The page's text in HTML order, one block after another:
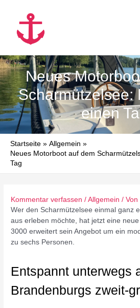
springen
Neues
Scharmützelsee:
einen
Startseite
Allgemein
Neues Motorboot auf dem
Tag
Kommentar verfassen /Allgemein / Von
Wer den Scharmützelsee einmal ganz
aus erleben möchte, hat jetzt eine
3000 erweitert sein Angebot um ein
zu sechs Personen.
Entspannt unterwegs
Brandenburgs zweit-